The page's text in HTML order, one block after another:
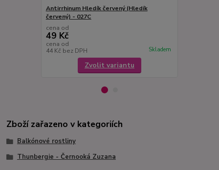
Antirrhinum Hledík červený (Hledík
červený) - 027C
cena od
49 Kč
cena od
44 Kč bez DPH Skladem
Zvolit variantu
Zboží zařazeno v kategoriích
Balkónové rostliny
Thunbergie - Černooká Zuzana